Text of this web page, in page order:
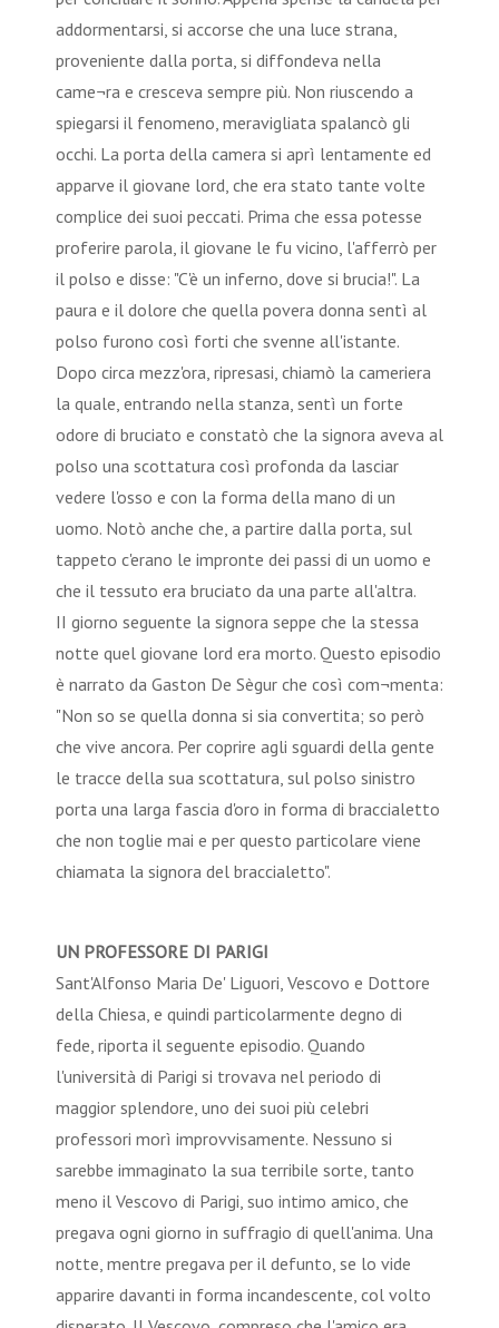
addormentarsi, si accorse che una luce strana,
proveniente dalla porta, si diffondeva nella
came¬ra e cresceva sempre più. Non riuscendo a
spiegarsi il fenomeno, meravigliata spalancò gli
occhi. La porta della camera si aprì lentamente ed
apparve il giovane lord, che era stato tante volte
complice dei suoi peccati. Prima che essa potesse
proferire parola, il giovane le fu vicino, l'afferrò per
il polso e disse: "C'è un inferno, dove si brucia!". La
paura e il dolore che quella povera donna sentì al
polso furono così forti che svenne all'istante.
Dopo circa mezz'ora, ripresasi, chiamò la cameriera
la quale, entrando nella stanza, sentì un forte
odore di bruciato e constatò che la signora aveva al
polso una scottatura così profonda da lasciar
vedere l'osso e con la forma della mano di un
uomo. Notò anche che, a partire dalla porta, sul
tappeto c'erano le impronte dei passi di un uomo e
che il tessuto era bruciato da una parte all'altra.
II giorno seguente la signora seppe che la stessa
notte quel giovane lord era morto. Questo episodio
è narrato da Gaston De Sègur che così com¬menta:
"Non so se quella donna si sia convertita; so però
che vive ancora. Per coprire agli sguardi della gente
le tracce della sua scottatura, sul polso sinistro
porta una larga fascia d'oro in forma di braccialetto
che non toglie mai e per questo particolare viene
chiamata la signora del braccialetto".
UN PROFESSORE DI PARIGI
Sant'Alfonso Maria De' Liguori, Vescovo e Dottore
della Chiesa, e quindi particolarmente degno di
fede, riporta il seguente episodio. Quando
l'università di Parigi si trovava nel periodo di
maggior splendore, uno dei suoi più celebri
professori morì improvvisamente. Nessuno si
sarebbe immaginato la sua terribile sorte, tanto
meno il Vescovo di Parigi, suo intimo amico, che
pregava ogni giorno in suffragio di quell'anima. Una
notte, mentre pregava per il defunto, se lo vide
apparire davanti in forma incandescente, col volto